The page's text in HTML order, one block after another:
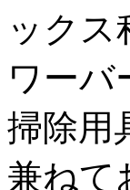
ックス
ワーバ
掃除用
兼ねて